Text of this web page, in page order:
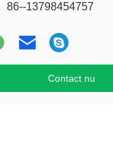
86--13798454757
Contact nu